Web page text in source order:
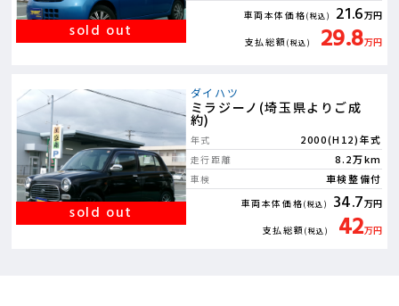
車両本体価格(税込) 21.6万円
支払総額(税込) 29.8万円
ダイハツ
ミラジーノ(埼玉県よりご成
約)
年式 2000(H12)年式
走行距離 8.2万km
車検 車検整備付
車両本体価格(税込) 34.7万円
支払総額(税込) 42万円